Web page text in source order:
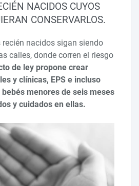
NACIDOS CUYOS
CONSERVARLOS.
recién nacidos sigan siendo
calles, donde corren el riesgo
de ley propone crear
y clínicas, EPS e incluso
menores de seis meses
y cuidados en ellas.